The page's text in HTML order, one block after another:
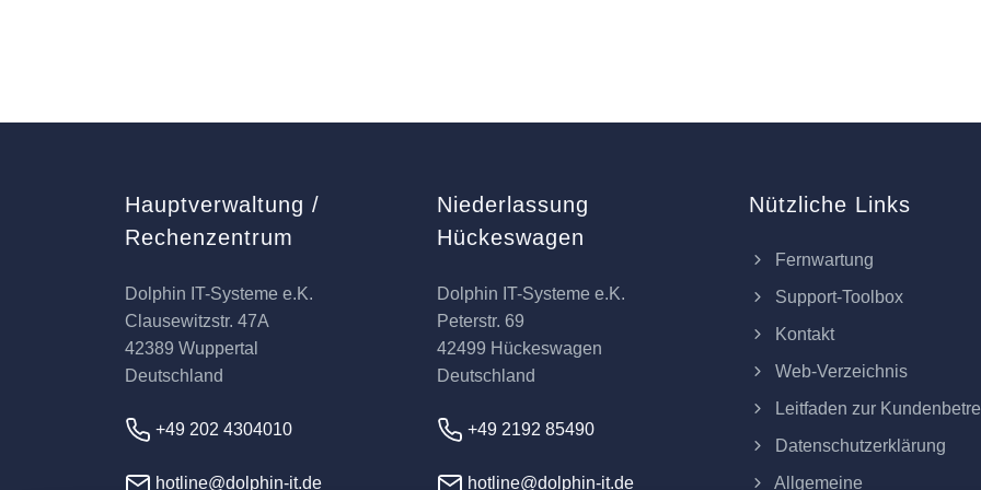
Hauptverwaltung /
Rechenzentrum
Dolphin IT-Systeme e.K.
Clausewitzstr. 47A
42389 Wuppertal
Deutschland
+49 202 4304010
hotline@dolphin-it.de
Niederlassung
Hückeswagen
Dolphin IT-Systeme e.K.
Peterstr. 69
42499 Hückeswagen
Deutschland
+49 2192 85490
hotline@dolphin-it.de
Nützliche Links
Fernwartung
Support-Toolbox
Kontakt
Web-Verzeichnis
Leitfaden zur
Datenschutzerklärung
Allgemeine